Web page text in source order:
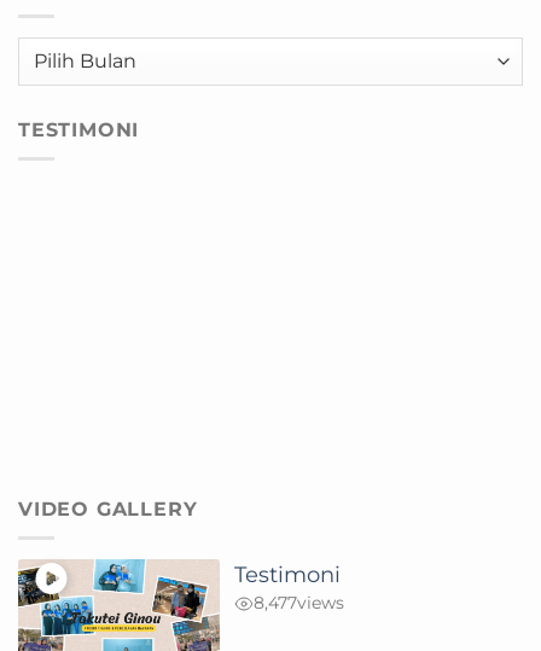
Arsip
TESTIMONI
VIDEO GALLERY
Testimoni
8,477views